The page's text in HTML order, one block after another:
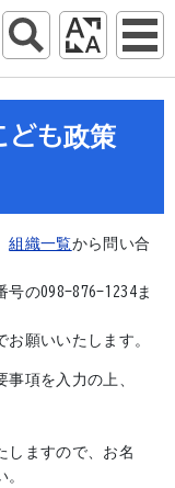
ども政策
組織一覧から問い合
号の098-876-1234ま
お願いいたします。
項を入力の上、
しますので、お名